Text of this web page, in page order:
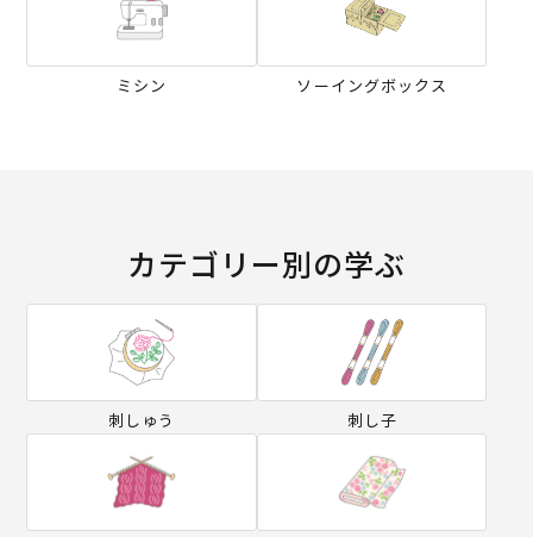
ミシン ソーイングボックス
カテゴリー別の学ぶ
刺しゅう 刺し子